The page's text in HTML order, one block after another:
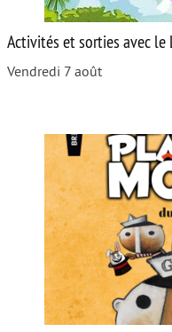
Activités et sorties avec le
Vendredi 7 août